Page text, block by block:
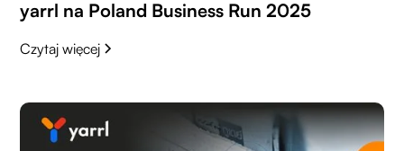
yarrl na Poland Business Run 2025
Czytaj więcej